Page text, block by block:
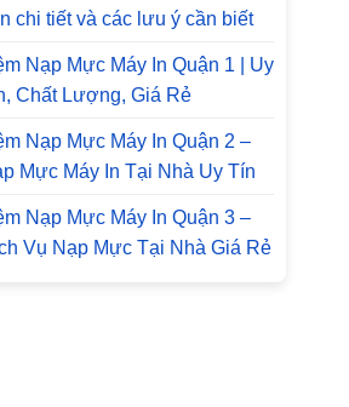
chi tiết và các lưu ý cần biết
Nạp Mực Máy In Quận 1 | Uy
Chất Lượng, Giá Rẻ
Nạp Mực Máy In Quận 2 –
Mực Máy In Tại Nhà Uy Tín
Nạp Mực Máy In Quận 3 –
Vụ Nạp Mực Tại Nhà Giá Rẻ